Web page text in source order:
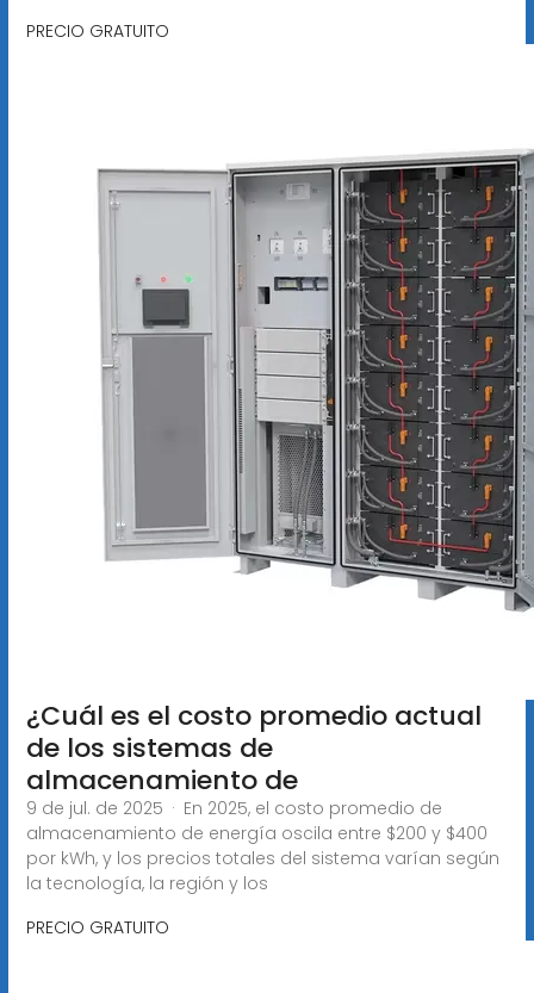
PRECIO GRATUITO
¿Cuál es el costo promedio actual
de los sistemas de
almacenamiento de
9 de jul. de 2025 · En 2025, el costo promedio de
almacenamiento de energía oscila entre $200 y $400
por kWh, y los precios totales del sistema varían según
la tecnología, la región y los
PRECIO GRATUITO